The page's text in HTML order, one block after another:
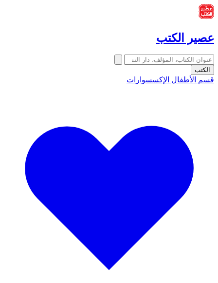
عصير الكتب
الكتب
قسم الأطفال الإكسسوارات